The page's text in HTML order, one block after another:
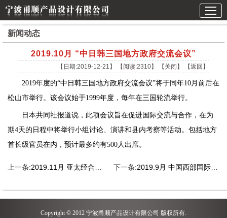
新闻动态
2019.10月 “中日韩三国地方政府交流会议”
【日期:2019-12-21】 【阅读:2310】 【 关闭 】 【返回 】
2019年度的“中日韩三国地方政府交流会议”将于同年10月前后在
松山市举行。该会议始于1999年度，每年在三国轮流举行。
日本共同社报道说，此项会议旨在促进国际交流与合作，在为
期4天的日程中将举行小组讨论、演讲和县内考察等活动。包括地方
首长级官员在内，预计最多约有500人出席。
下一条:2019.9月 中国西部国际博览会
上一条:2019.11月 亚太经合组织（APEC）第二十七次领导人非正式会议
Copyright © 2012 宁波甬顺产品设计有限公司 版权所有.